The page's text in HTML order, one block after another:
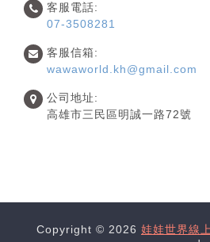
客服電話:
07-3508281
客服信箱:
wawaworld.kh@gmail.com
公司地址:
高雄市三民區明誠一路72號
Copyright © 2026 娃娃世界線